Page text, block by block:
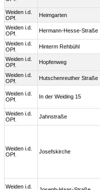
Weiden i.d.
OPf.
Heimgarten
Weiden i.d.
OPf.
Hermann-Hesse-Straße
Weiden i.d.
OPf.
Hinterm Rehbühl
Weiden i.d.
OPf.
Hopfenweg
Weiden i.d.
OPf.
Hutschenreuther Straße
Weiden i.d.
OPf.
In der Weiding 15
Weiden i.d.
OPf.
Jahnstraße
Weiden i.d.
OPf.
Josefskirche
Weiden i.d.